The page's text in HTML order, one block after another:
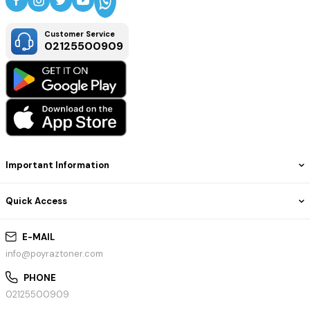
Kağıt Giriş Kapasitesi:Standart: 250 + 1sf
Max.:900+1sf
Medya türleri
Düz, Kalın, İnce,
Şeffaflık, Kart stoğu, Etiket
Ortam boyutları: A4, A5, Yönetici, folyo kağıdı ,, JIS-B5, Legal,
Medya ağırlıkları: 60-176g / ㎡
Pantum CP2500DN A4 Renkli Lazer Yazıcı 23 Pp
Kağıt Giriş Kapasitesi
Fotoğraf Baskısı
A3: Yok
E-MAIL
info@poyraztoner.com
PHONE
02125500909
Important Information
Quick Access
Customer Service
02125500909